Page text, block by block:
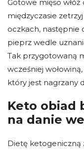
Gotowe mięso
międzyczasie
oczkach, następnie
pieprz wedle
Tak przygotowaną
wcześniej
który jest nagrzany
Keto obiad
na danie
Dietę